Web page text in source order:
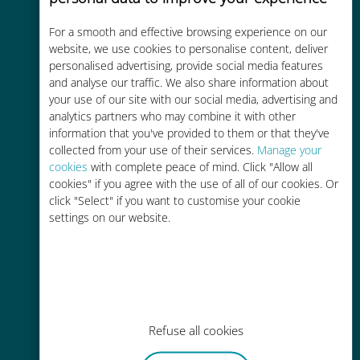
For a smooth and effective browsing experience on our
website, we use cookies to personalise content, deliver
personalised advertising, provide social media features
and analyse our traffic. We also share information about
your use of our site with our social media, advertising and
analytics partners who may combine it with other
information that you've provided to them or that they've
collected from your use of their services. Manage your
cookies with complete peace of mind. Click "Allow all
cookies" if you agree with the use of all of our cookies. Or
click "Select" if you want to customise your cookie
settings on our website.
Refuse all cookies
Kostengünstig
Bis zu 90 % günstiger als Roaming-
Gebühren bei Ihrem bisherigen
Anbieter
Einfaches Aufladen